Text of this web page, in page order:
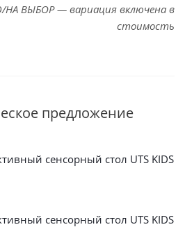
ВЫБОР — вариация включена в
стоимость
предложение
сенсорный стол UTS KIDS
сенсорный стол UTS KIDS